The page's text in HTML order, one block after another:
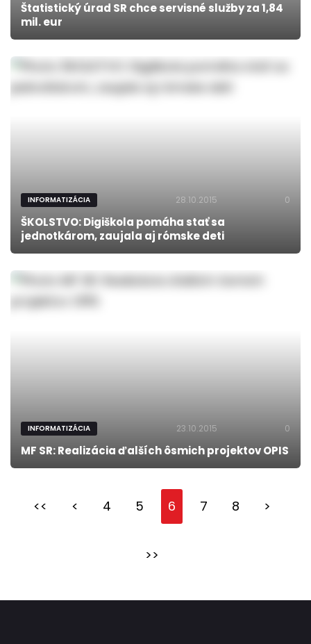
Štatistický úrad SR chce servisné služby za 1,84
mil. eur
INFORMATIZÁCIA 28.10.2015 0
ŠKOLSTVO: Digiškola pomáha stať sa
jednotkárom, zaujala aj rómske deti
INFORMATIZÁCIA 23.10.2015 0
MF SR: Realizácia ďalších ôsmich projektov OPIS
<< < 4 5 6 7 8 >
>>